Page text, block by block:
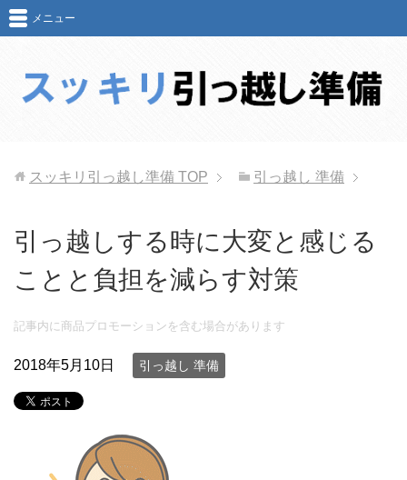
メニュー
スッキリ引っ越し準備 TOP 引っ越し 準備
引っ越しする時に大変と感じる
ことと負担を減らす対策
記事内に商品プロモーションを含む場合があります
2018年5月10日 引っ越し 準備